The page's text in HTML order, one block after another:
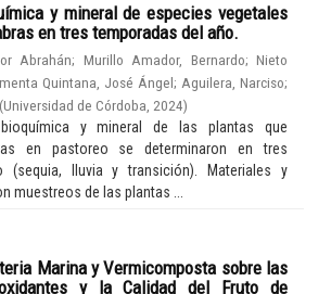
y mineral de especies vegetales
en tres temporadas del año.
Abrahán; Murillo Amador, Bernardo;Nieto
Quintana, José Ángel; Aguilera, Narciso;
(Universidad de Córdoba 2024)
y mineral de las plantas que
en pastoreo se determinaron en tres
(sequia, lluvia y transición). Materiales y
muestreos de las plantas ...
Marina y Vermicomposta sobre las
y la Calidad del Fruto de